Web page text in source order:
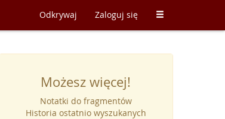
Odkrywaj Zaloguj się
Możesz więcej!
Notatki do fragmentów
Historia ostatnio wyszukanych